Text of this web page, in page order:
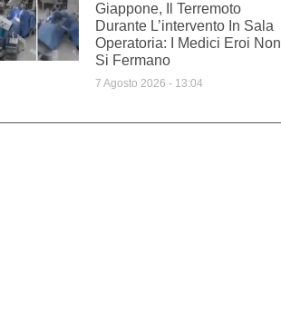
Giappone, Il Terremoto
Durante L’intervento In Sala
Operatoria: I Medici Eroi Non
Si Fermano
7 Agosto 2026 13:04